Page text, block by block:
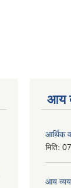
आय
आर्थिक
मिति:
आय व्यय